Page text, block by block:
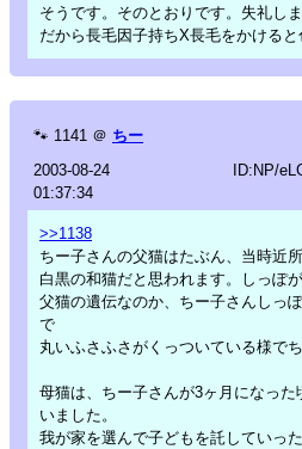
そうです。そのとおりです。失礼しま
だから長毛因子持ちX長毛をかけると
🐾 1141 ＠ ちー
2003-08-24
01:37:34
ID:NP/
>>1138
ちー子さんの父猫はたぶん、当時近
白黒の和猫だと思われます。しっぽが
父猫の遺伝なのか、ちー子さんしっ
で
丸いふさふさがくっついている様で
母猫は、ちー子さんが3ヶ月になった
いました。
我が家を選んで子どもを託していっ